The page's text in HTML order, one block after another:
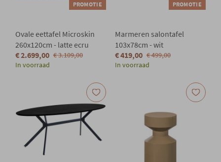
PROMOTIE
Ovale eettafel Microskin
260x120cm - latte ecru
€ 2.699,00 € 3.109,00
In voorraad
PROMOTIE
Marmeren salontafel
103x78cm - wit
€ 419,00 € 499,00
In voorraad